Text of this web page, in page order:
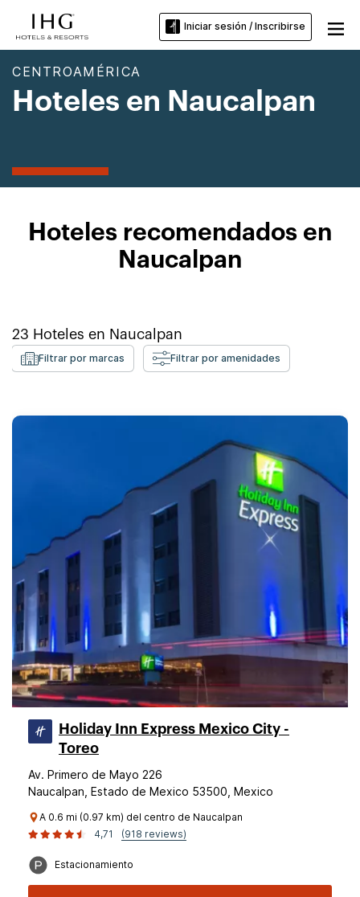
Iniciar sesión / Inscribirse
CENTROAMÉRICA
Hoteles en Naucalpan
Hoteles recomendados en
Naucalpan
23 Hoteles en Naucalpan
Filtrar por marcas Filtrar por amenidades
Holiday Inn Express Mexico City -
Toreo
Av. Primero de Mayo 226
Naucalpan, Estado de Mexico 53500, Mexico
A 0.6 mi (0.97 km) del centro de Naucalpan
4,71
(918 reviews)
Estacionamiento